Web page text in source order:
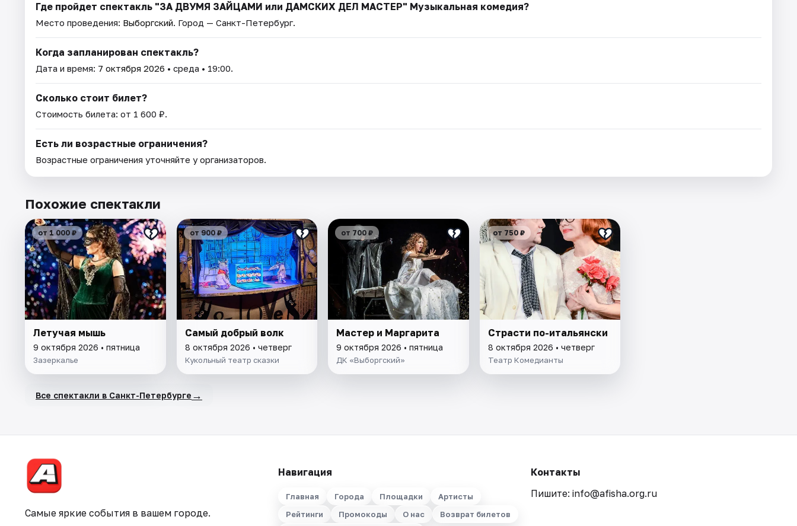
Где пройдет спектакль "ЗА ДВУМЯ ЗАЙЦАМИ или ДАМСКИХ ДЕЛ МАСТЕР" Музыкальная комедия?
Место проведения: Выборгский. Город — Санкт-Петербург.
Когда запланирован спектакль?
Дата и время: 7 октября 2026 • среда • 19:00.
Сколько стоит билет?
Стоимость билета: от 1 600 ₽.
Есть ли возрастные ограничения?
Возрастные ограничения уточняйте у организаторов.
Похожие спектакли
от 1 000 ₽
Летучая мышь
9 октября 2026 • пятница
Зазеркалье
от 900 ₽
Самый добрый волк
8 октября 2026 • четверг
Кукольный театр сказки
от 700 ₽
Мастер и Маргарита
9 октября 2026 • пятница
ДК «Выборгский»
от 750 ₽
Страсти по-итальянски
8 октября 2026 • четверг
Театр Комедианты
Все спектакли в Санкт-Петербурге →
Самые яркие события в вашем городе.
Навигация
Главная Города Площадки
Артисты
Рейтинги
Промокоды О нас Возврат билетов
Контакты
Пишите: info@afisha.org.ru